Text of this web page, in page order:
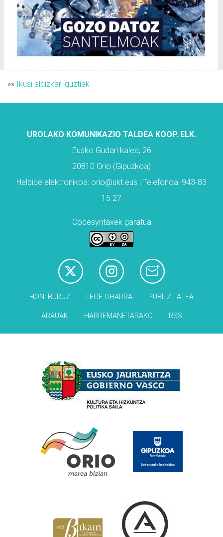
»» Ikusi aldizkari guztiak
UROLAKO KOMUNIKAZIO TALDEA KOOP. ELK.
Eusko Gudari kalea, 26
20810 Orio (Gipuzkoa)
Helbide elektronikoa: orio@ukt.eus | Telefonoa: 943-83
15 27
Codesyntaxek garatua
HONI BURUZ LEGE OHARRA PUBLIZITATEA
ARAUAK HARREMANETARAKO RSS